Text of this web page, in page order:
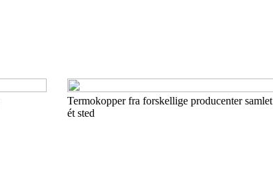
Termokopper fra forskellige producenter samlet
ét sted